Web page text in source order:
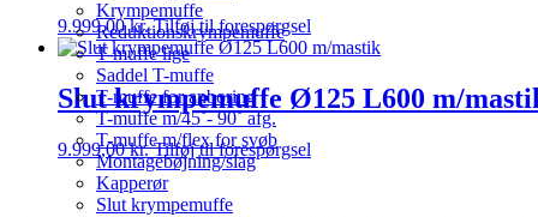
Krympemuffe
Reduktionskrympemuffe
T-muffe lige
Saddel T-muffe
T-muffe for anboring
T-muffe m/45˚- 90˚ afg.
T-muffe m/flex for svøb
Montagebøjning/slag
Kapperør
Slut krympemuffe
9.999,00kr. Tilføj til forespørgsel
Slut krympemuffe Ø125 L600 m/
9.999,00kr. Tilføj til forespørgsel